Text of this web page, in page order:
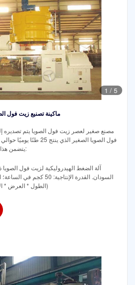
1 / 5
ماكينة تصنيع زيت فول الصويا 100 كجم/
مصنع صغير لعصر زيت فول الصويا يتم تصديره
يتضمن هذا المصنع بشكل أساسي ما يلي:
آلة الضغط الهيدروليكية لزيت فول
(الطول * العرض * الارتفاع): 840